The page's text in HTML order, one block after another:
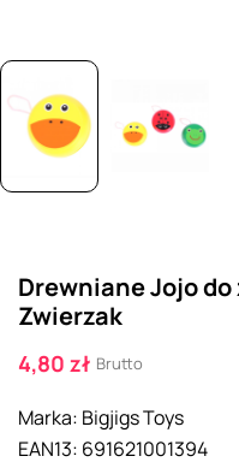
Drewniane Jojo
Zwierzak
4,80 zł Brutto
Marka: Bigjigs Toys
EAN13: 691621001394